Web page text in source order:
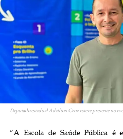
Deputado estadual Adailton Cruz esteve presente no
“A Escola de Saúde Pública é